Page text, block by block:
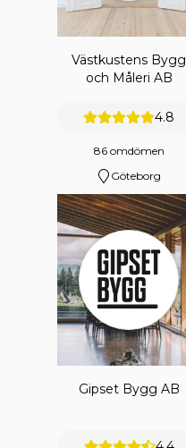
Västkustens Bygg
och Måleri AB
4.8
86 omdömen
Göteborg
Gipset Bygg AB